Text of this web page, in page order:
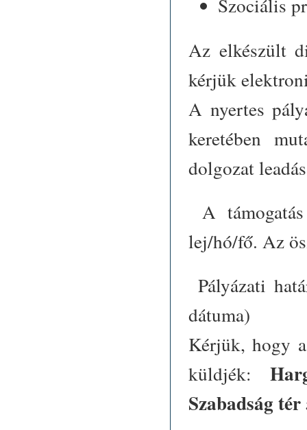
Szociális
Az elkészült
kérjük
A nyertes
keretében
dolgozat
A
lej/hó/fő. Az
Pályázati
dátuma)
Kérjük, hogy
küldjék:
Szabadság